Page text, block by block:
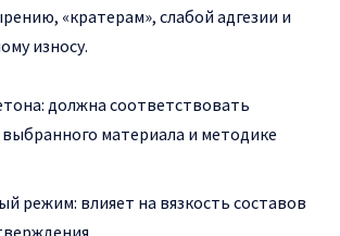
«кратерам», слабой адгезии и
износу.
должна соответствовать
материала и методике
режим: влияет на вязкость составов